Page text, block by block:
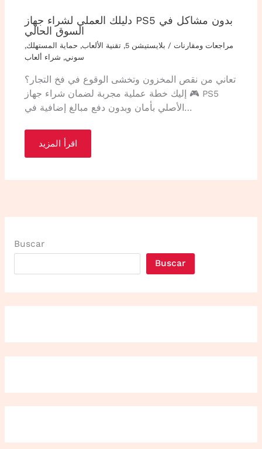
دليلك العملي لشراء جهاز PS5 بدون مشاكل في
السوق الحالي
مراجعات ومقارنات / بلايستيشن 5 ,تقنية الألعاب, حماية المستهلك,
سوني, شراء ألعاب
تعاني من نقص المخزون وتخشى الوقوع في فخ التجار؟
🎮 إليك خطة عملية مجربة لضمان شراء جهاز PS5
الأصلي بأمان وبدون دفع مبالغ إضافية في…
اقرأ المزيد
Buscar
Buscar